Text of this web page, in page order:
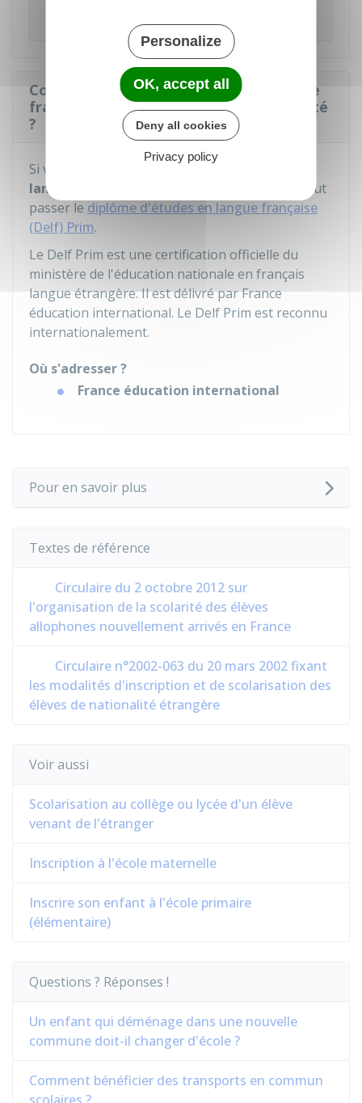
Comment faire reconnaître le niveau de
français d'un enfant pendant sa scolarité
?
Si votre enfant est âgé de 8 à 12 ans
langue maternelle
, il peut
passer le diplôme d'études en langue française
(Delf) Prim.
Le Delf Prim est une certification officielle du
ministère de l'éducation nationale en français
langue étrangère. Il est délivré par France
éducation international. Le Delf Prim est reconnu
internationalement.
Où s'adresser ?
France éducation international
Pour en savoir plus
Textes de référence
Circulaire du 2 octobre 2012 sur
l'organisation de la scolarité des élèves
allophones nouvellement arrivés en France
Circulaire n°2002-063 du 20 mars 2002 fixant
les modalités d'inscription et de scolarisation des
élèves de nationalité étrangère
Voir aussi
Scolarisation au collège ou lycée d'un élève
venant de l'étranger
Inscription à l'école maternelle
Inscrire son enfant à l'école primaire
(élémentaire)
Questions ? Réponses !
Un enfant qui déménage dans une nouvelle
commune doit-il changer d'école ?
Comment bénéficier des transports en commun
Personalize
OK, accept all
Deny all cookies
Privacy policy